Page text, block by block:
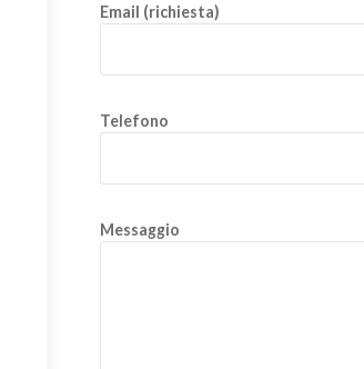
Email (richiesta)
Telefono
Messaggio